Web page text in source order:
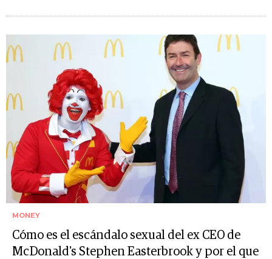
MONEY
Cómo es el escándalo sexual del ex CEO de
McDonald's Stephen Easterbrook y por el que